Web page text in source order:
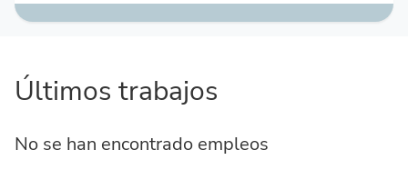
Últimos trabajos
No se han encontrado empleos